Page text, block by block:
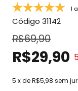
1
Código 31142
R$69,90
R$29,90
5 x deR$5,98 sem